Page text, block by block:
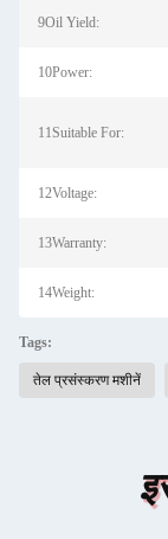
9Oil Yield:
10Power:
11Suitable For:
12Voltage:
13Warranty:
14Weight:
Tags:
तेल प्रसंस्करण मशीनें